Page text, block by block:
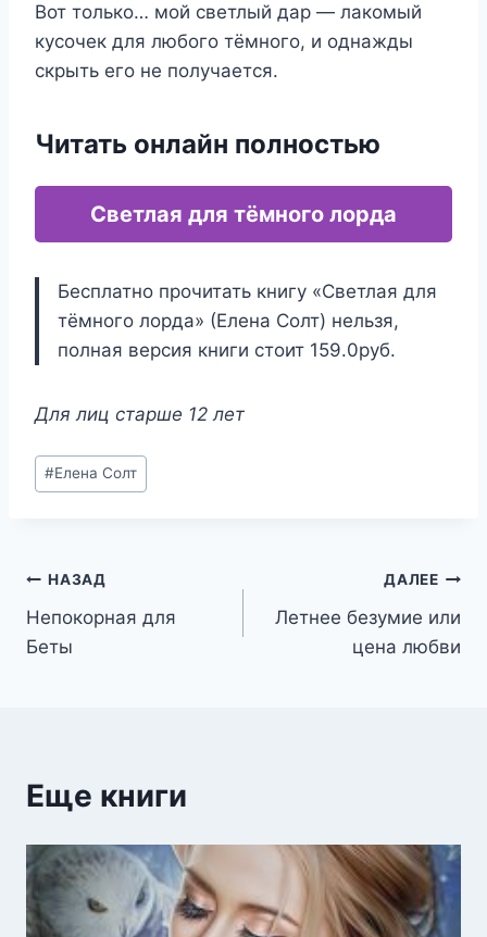
Вот только… мой светлый дар — лакомый
кусочек для любого тёмного, и однажды
скрыть его не получается.
Читать онлайн полностью
Светлая для тёмного лорда
Бесплатно прочитать книгу «Светлая для
тёмного лорда» (Елена Солт) нельзя,
полная версия книги стоит 159.0руб.
Для лиц старше 12 лет
Метки
записи:
#Елена Солт
Навигация
по
НАЗАД
Непокорная для
Беты
ДАЛЕЕ
Летнее безумие или
цена любви
Еще книги